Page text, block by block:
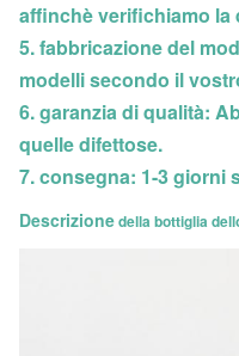
affinchè verifichiamo la
5. fabbricazione del
modelli secondo il
6. garanzia di qualità:
quelle difettose.
7. consegna: 1-3 giorni
Descrizionedella bottiglia